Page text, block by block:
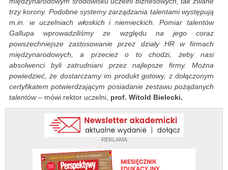
REKLAMA
trzy korony. Podobne systemy zarządzania talentami występują
m.in. w uczelniach włoskich i niemieckich. Pomiar talentów
Gallupa wprowadziliśmy ze względu na jego coraz
powszechniejsze zastosowanie przez działy HR w firmach
międzynarodowych, a przecież o to chodzi, żeby nasi
absolwenci byli zatrudniani przez najlepsze firmy. Można
powiedzieć, że dostarczamy im produkt gotowy, z dołączonym
certyfikatem potwierdzającym posiadanie zestawu pożądanych
talentów– mówi rektor uczelni, prof. Witold Bielecki.